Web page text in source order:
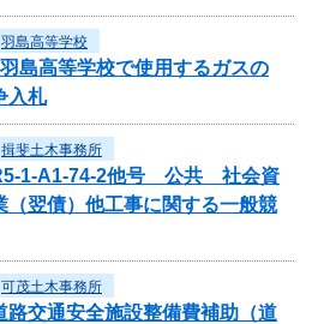
羽島高等学校
島高等学校で使用するガスの
入札
揖斐土木事務所
1-A1-74-2他号 公共 社会資
（翌債）他工事に関する一般競
可茂土木事務所
交通安全施設整備費補助（道